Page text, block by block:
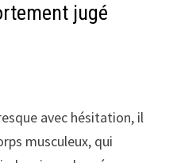
jugé
avec hésitation, il
musculeux, qui